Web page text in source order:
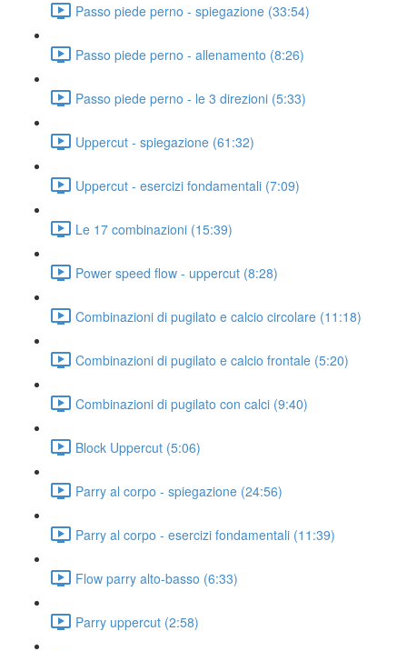
Passo piede perno - spiegazione (33:54)
Passo piede perno - allenamento (8:26)
Passo piede perno - le 3 direzioni (5:33)
Uppercut - spiegazione (61:32)
Uppercut - esercizi fondamentali (7:09)
Le 17 combinazioni (15:39)
Power speed flow - uppercut (8:28)
Combinazioni di pugilato e calcio circolare (11:18)
Combinazioni di pugilato e calcio frontale (5:20)
Combinazioni di pugilato con calci (9:40)
Block Uppercut (5:06)
Parry al corpo - spiegazione (24:56)
Parry al corpo - esercizi fondamentali (11:39)
Flow parry alto-basso (6:33)
Parry uppercut (2:58)